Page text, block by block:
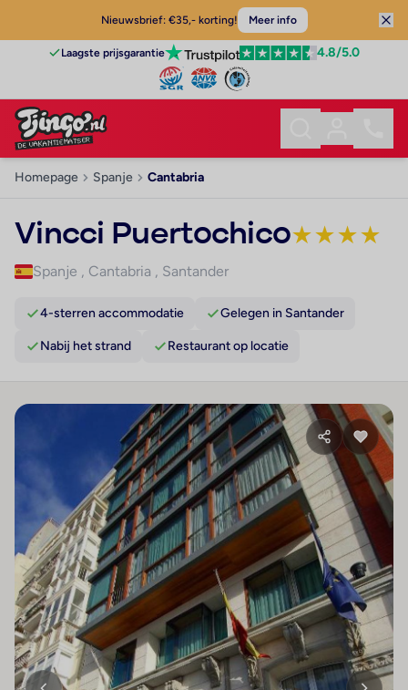
Nieuwsbrief: €35,- korting! Meer info
Laagste prijsgarantie 4.8/5.0
Homepage Spanje Cantabria
Vincci Puertochico★★★★
Spanje , Cantabria , Santander
4-sterren accommodatie Gelegen in Santander
Nabij het strand Restaurant op locatie